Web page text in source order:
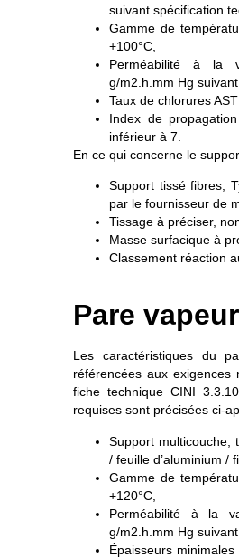
suivant spécification
Gamme de
+100°C,
Perméabilité à la
g/m2.h.mm Hg
Taux de chlorures
Index de
inférieur à 7.
En ce qui concerne le
Support tissé fibres,
par le fournisseur de
Tissage à préciser,
Masse surfacique à
Classement réaction
Pare
Les caractéristiques du
référencées aux exigences
fiche technique CINI
requises sont précisées ci-
Support multicouche,
/ feuille d’aluminium /
Gamme de
+120°C,
Perméabilité à la
g/m2.h.mm Hg
Épaisseurs